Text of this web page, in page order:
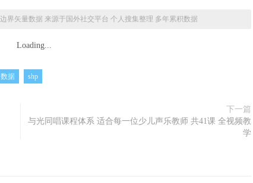
界矢量数据 来源于国外社交平台 个人搜集整理 多年累积数据
Loading...
数据 shp
下一篇
与光同唱课程体系 适合每一位少儿声乐教师 共41课 全视频教
学